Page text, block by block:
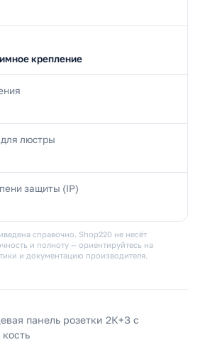
крепление
люстры
защиты (IP)
справочно. Shop220 не несёт
и полноту — ориентируйтесь на
и документацию производителя.
панель розетки 2К+З с